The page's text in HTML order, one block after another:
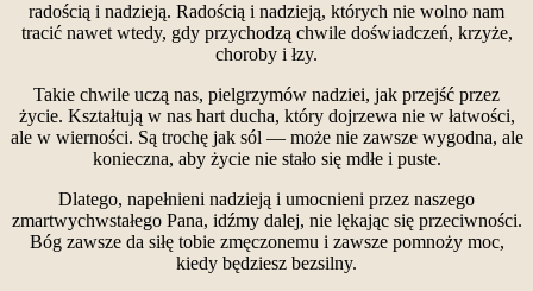
radością i nadzieją. Radością i nadzieją, których nie wolno nam
tracić nawet wtedy, gdy przychodzą chwile doświadczeń, krzyże,
choroby i łzy.
Takie chwile uczą nas, pielgrzymów nadziei, jak przejść przez
życie. Kształtują w nas hart ducha, który dojrzewa nie w łatwości,
ale w wierności. Są trochę jak sól — może nie zawsze wygodna, ale
konieczna, aby życie nie stało się mdłe i puste.
Dlatego, napełnieni nadzieją i umocnieni przez naszego
zmartwychwstałego Pana, idźmy dalej, nie lękając się przeciwności.
Bóg zawsze da siłę tobie zmęczonemu i zawsze pomnoży moc,
kiedy będziesz bezsilny.